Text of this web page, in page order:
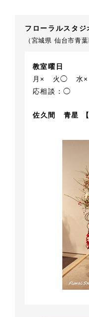
フローラルスタ
（宮城県 仙台市青葉
教室曜日
月×
火◯ 水×
応相談：◯
佐久間 青星 【